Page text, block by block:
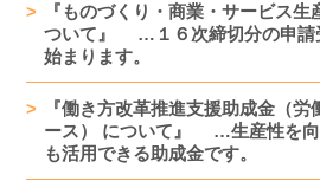
『ものづくり・商業・サービス
ついて』 …１６次締切分の申請
始まります。
『働き方改革推進支援助成金（
ース） について』 …生産性を向
も活用できる助成金です。